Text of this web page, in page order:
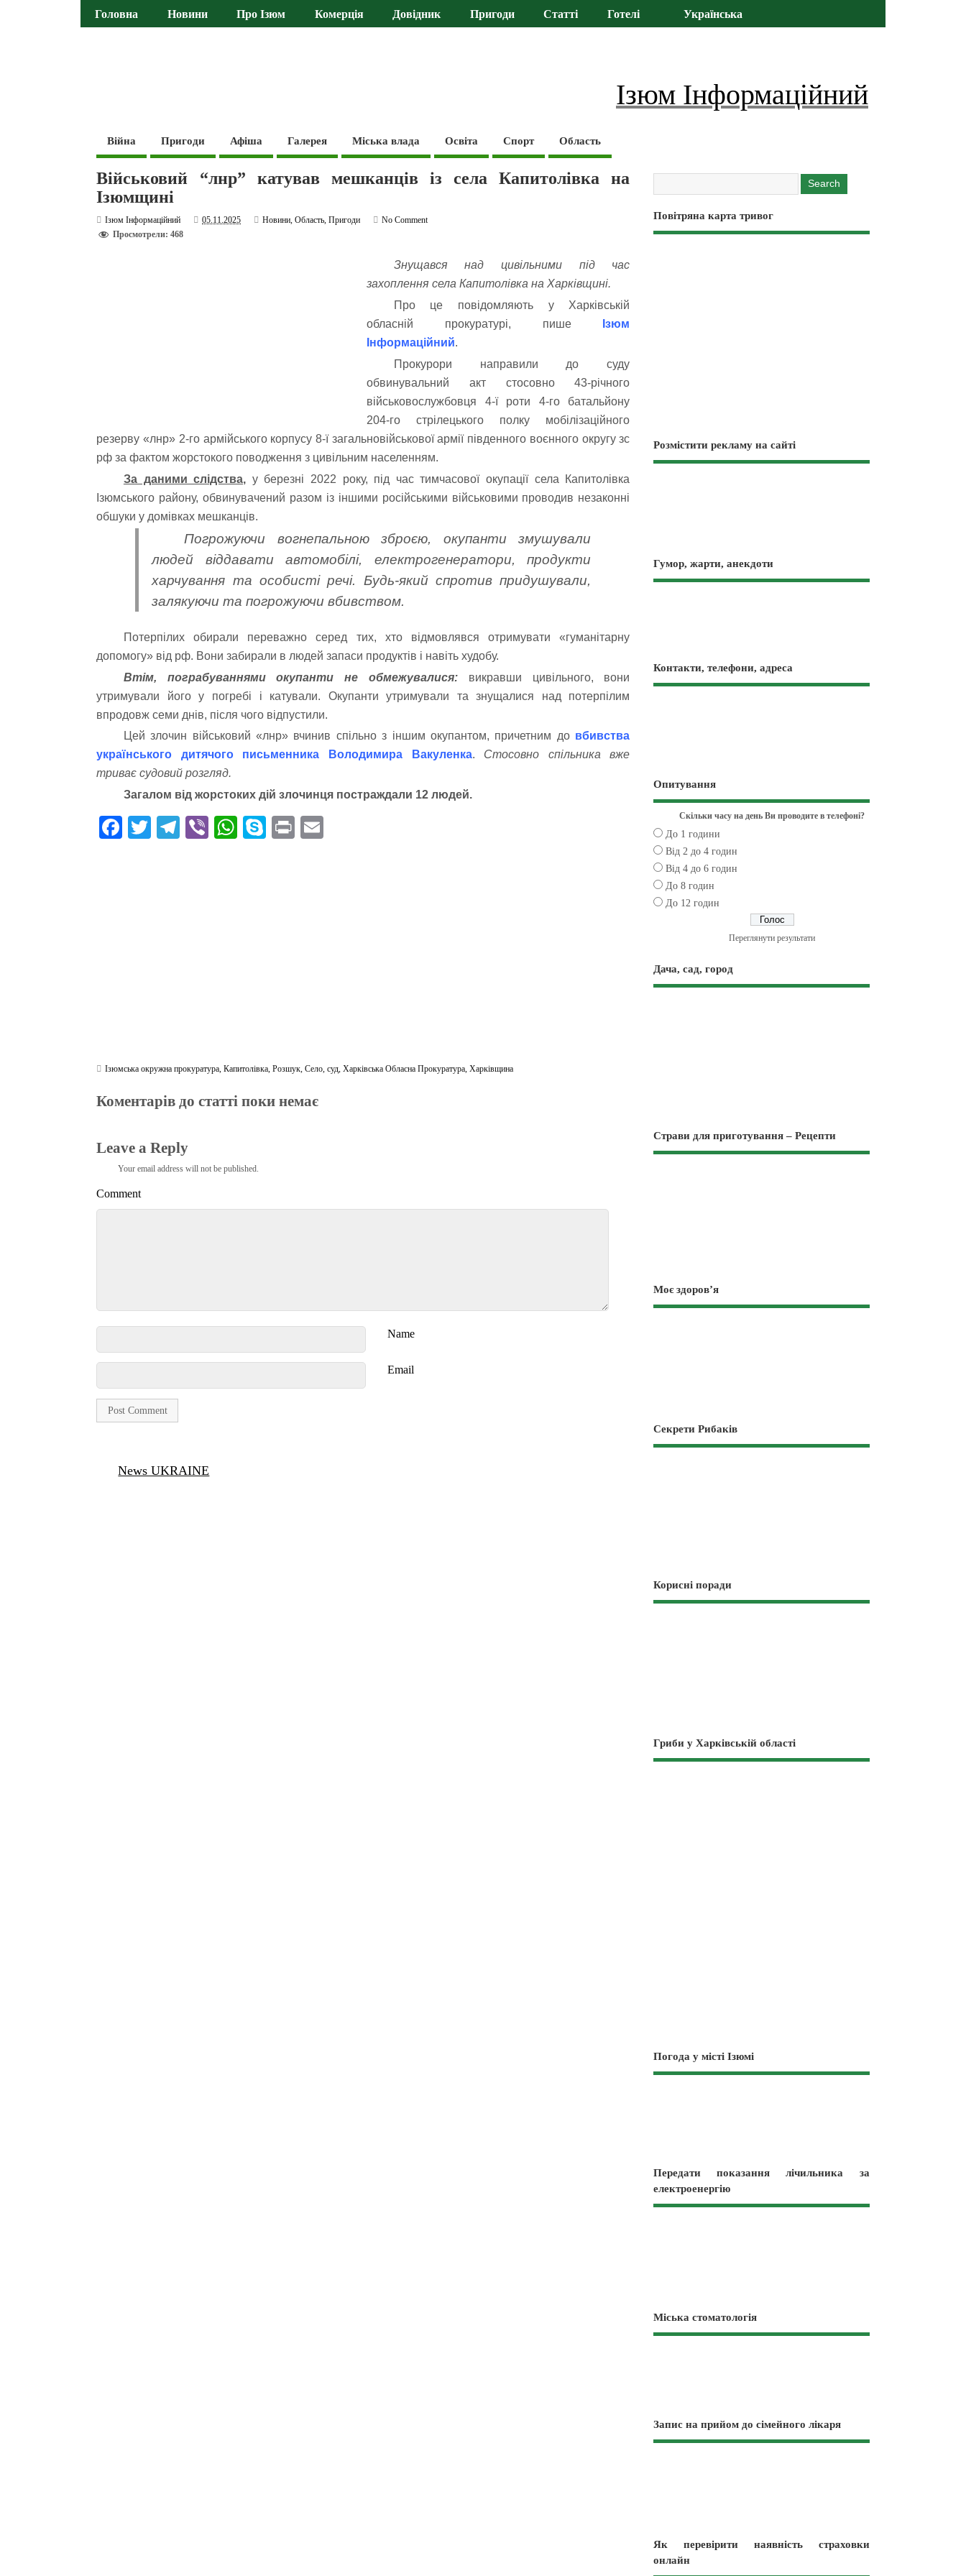
Головна Новини Про Ізюм Комерція Довідник Пригоди Статті Готелі Українська
Ізюм Інформаційний
Війна Пригоди Афіша Галерея Міська влада Освіта Спорт Область
Військовий “лнр” катував мешканців із села Капитолівка на
Ізюмщині
Ізюм Інформаційний 05.11.2025 Новини,Область,Пригоди
No Comment
Просмотрели: 468
Знущався над цивільними під час
захоплення села Капитолівка на Харківщині.
Про це повідомляють у Харківській
обласній прокуратурі, пише
Ізюм
Інформаційний.
Прокурори направили до суду
обвинувальний акт стосовно 43-річного
військовослужбовця 4-ї роти 4-го батальйону
204-го стрілецького полку мобілізаційного
резерву «лнр» 2-го армійського корпусу 8-ї загальновійськової армії південного воєнного округу зс
рф за фактом жорстокого поводження з цивільним населенням.
За даними слідства, у березні 2022 року, під час тимчасової окупації села Капитолівка
Ізюмського району, обвинувачений разом із іншими російськими військовими проводив незаконні
обшуки у домівках мешканців.
Погрожуючи вогнепальною зброєю, окупанти змушували
людей віддавати автомобілі, електрогенератори, продукти
харчування та особисті речі. Будь-який спротив придушували,
залякуючи та погрожуючи вбивством.
Потерпілих обирали переважно серед тих, хто відмовлявся отримувати «гуманітарну
допомогу» від рф. Вони забирали в людей запаси продуктів і навіть худобу.
Втім, пограбуваннями окупанти не обмежувалися:викравши цивільного, вони
утримували його у погребі і катували. Окупанти утримували та знущалися над потерпілим
впродовж семи днів, після чого відпустили.
Цей злочин військовий «лнр» вчинив спільно з іншим окупантом, причетним до вбивства
українського дитячого письменника Володимира Вакуленка. Стосовно спільника вже
триває судовий розгляд.
Загалом від жорстоких дій злочинця постраждали 12 людей.
Fa T
Te Vi
W
S
Pr
Ізюмська окружна прокуратура,Капитолівка,Розшук,Село,суд,Харківська Обласна Прокуратура,Харківщина
Коментарів до статті поки немає
Leave a Reply
Your email address will not be published.
Comment
Name
Email
News UKRAINE
Повітряна карта тривог
Розмістити рекламу на сайті
Гумор, жарти, анекдоти
Контакти, телефони, адреса
Опитування
Скільки часу на день Ви проводите в телефоні?
До 1 години
Від 2 до 4 годин
Від 4 до 6 годин
До 8 годин
До 12 годин
Переглянути результати
Дача, сад, город
Страви для приготування – Рецепти
Моє здоров’я
Секрети Рибаків
Корисні поради
Гриби у Харківській області
Погода у місті Ізюмі
Передати показання лічильника за
електроенергію
Міська стоматологія
Запис на прийом до сімейного лікаря
Як перевірити наявність страховки
онлайн